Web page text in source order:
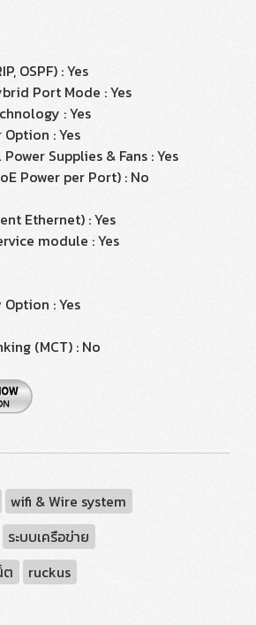
OSPF) : Yes
Port Mode : Yes
: Yes
: Yes
Supplies & Fans : Yes
Power per Port) : No
Ethernet) : Yes
module : Yes
: Yes
(MCT) : No
wifi & Wire system
ระบบเครือข่าย
ต
ruckus